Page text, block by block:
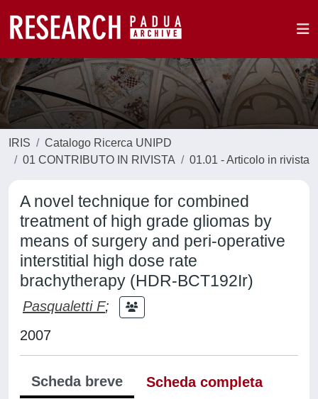
IRIS
Catalogo Ricerca UNIPD
01 CONTRIBUTO IN RIVISTA
01.01 - Articolo in rivista
A novel technique for combined
treatment of high grade gliomas by
means of surgery and peri-operative
interstitial high dose rate
brachytherapy (HDR-BCT192Ir)
Pasqualetti F;
2007
Scheda breve
Scheda completa